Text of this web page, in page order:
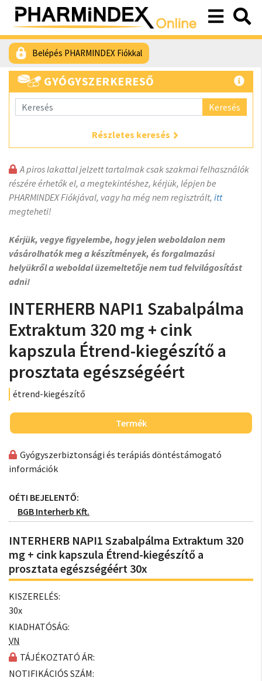
Belépés PHARMINDEX Fiókkal
GYÓGYSZERKERESŐ
Keresés
Részletes keresés
A piros lakattal jelzett tartalmak csak szakmai felhasználók
részére érhetők el, a megtekintéshez, kérjük, lépjen be
PHARMINDEX Fiókjával, vagy ha még nem regisztrált, itt
megteheti!
Kérjük, vegye figyelembe, hogy jelen weboldalon nem
vásárolhatók meg a készítmények, és forgalmazási
helyükről a weboldal üzemeltetője nem tud felvilágosítást
adni!
INTERHERB NAPI1 Szabalpálma
Extraktum 320 mg + cink
kapszula Étrend-kiegészítő a
prosztata egészségéért
étrend-kiegészítő
Termék
Gyógyszerbiztonsági és terápiás döntéstámogató
információk
OÉTI BEJELENTŐ:
BGB Interherb Kft.
INTERHERB NAPI1 Szabalpálma Extraktum 320
mg + cink kapszula Étrend-kiegészítő a
prosztata egészségéért 30x
KISZERELÉS:
30x
KIADHATÓSÁG:
VN
TÁJÉKOZTATÓ ÁR:
NOTIFIKÁCIÓS SZÁM: